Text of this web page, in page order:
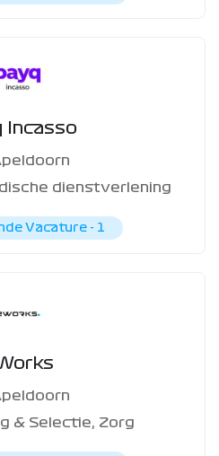
Incasso
dienstverlening
Vacature - 1
& Selectie, Zorg